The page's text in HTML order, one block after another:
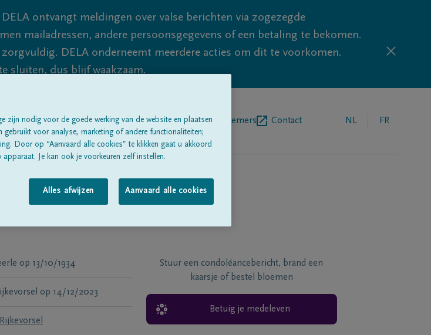
DELA ontvangt meldingen over valse berichten via zogezegde
mailadressen, andere persoonsgegevens of een betaling te bekomen.
DELA onderneemt meerdere acties om dit te voorkomen.
sluiten, dus blijf waakzaam.
Alle rouwberichtenOver onsBegrafenisondernemers Contact NL FR
op 13/10/1934
op 14/12/2023
Rijkevorsel
Stuur een condoléancebericht, brand een
kaarsje of bestel bloemen
Betuig je medeleven
zijn nodig voor de goede werking van de website en plaatsen
voor analyse, marketing of andere functionaliteiten;
Door op “Aanvaard alle cookies” te klikken gaat u akkoord
Je kan ook je voorkeuren zelf instellen.
Alles afwijzen Aanvaard alle cookies